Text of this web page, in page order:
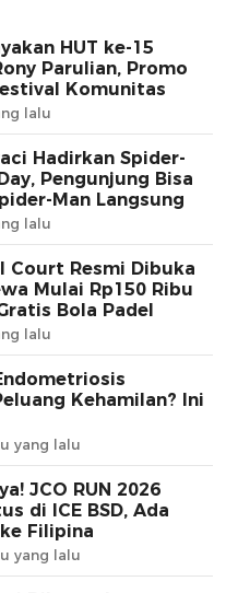
HUT ke-15
Parulian, Promo
Komunitas
lalu
Hadirkan Spider-
Pengunjung Bisa
Man Langsung
lalu
Court Resmi Dibuka
Mulai Rp150 Ribu
Bola Padel
lalu
Kehamilan? Ini
yang lalu
JCO RUN 2026
di ICE BSD, Ada
Filipina
yang lalu